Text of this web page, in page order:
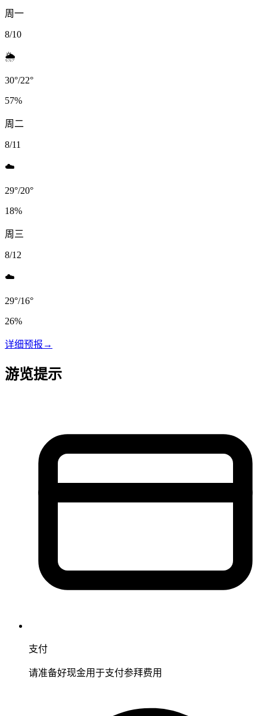
周一
8/10
🌦️
30°/22°
57%
周二
8/11
☁️
29°/20°
18%
周三
8/12
☁️
29°/16°
26%
详细预报 →
游览提示
支付
请准备好现金用于支付参拜费用